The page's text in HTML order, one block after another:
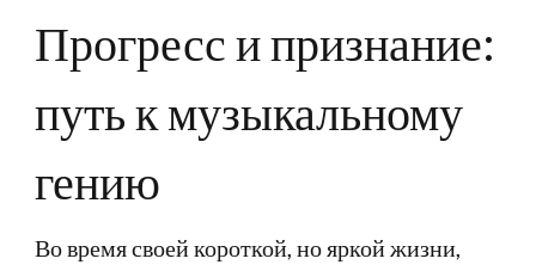
Прогресс и признание:
путь к музыкальному
гению
Во время своей короткой, но яркой жизни,